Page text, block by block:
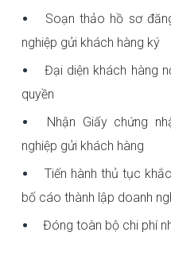
Soạn thảo hồ sơ
nghiệp gửi khách hàng ký
Đại diện khách hàng
quyền
Nhận Giấy chứng
nghiệp gửi khách hàng
Tiến hành thủ tục
bố cáo thành lập doanh
Đóng toàn bộ chi phí